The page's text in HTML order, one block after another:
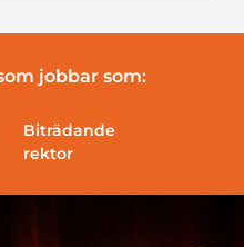
jobbar som:
Biträdande
rektor